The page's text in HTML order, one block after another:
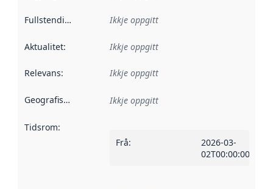
Fullstendigheit Ikkje oppgitt
Aktualitet: Ikkje oppgitt
Relevans: Ikkje oppgitt
Geografisk område Ikkje oppgitt
Tidsrom:
Frå:
2026-03-
02T00:00:00Z